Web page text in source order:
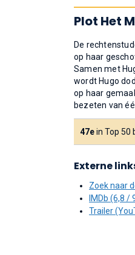
Plot Het
De
op haar
Samen met
wordt Hugo
op haar
bezeten van
47ein Top 50
Externe
Zoek naar
IMDb (6,8 /
Trailer